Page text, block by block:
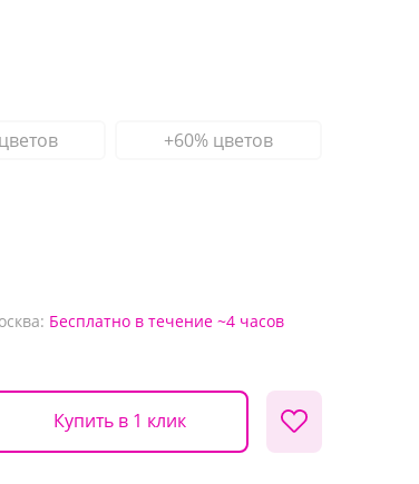
+60% цветов
Бесплатно в течение ~4 часов
Купить в 1 клик